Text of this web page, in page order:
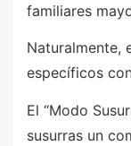
familiares
Naturalmente,
específicos
El “Modo
susurras un